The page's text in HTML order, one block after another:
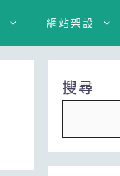
網站架設
搜尋